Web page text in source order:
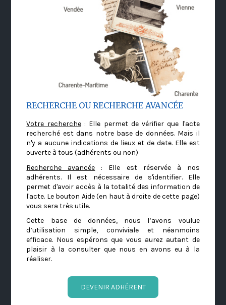
RECHERCHE OU RECHERCHE AVANCÉE
Votre recherche: Elle permet de vérifier que l'acte
recherché est dans notre base de données. Mais il
n'y a aucune indications de lieux et de date. Elle est
ouverte à tous (adhérents ou non)
Recherche avancée : Elle est réservée à nos
adhérents. Il est nécessaire de s'identifier. Elle
permet d'avoir accès à la totalité des information de
l'acte. Le bouton Aide (en haut à droite de cette page)
vous sera très utile.
Cette base de données, nous l’avons voulue
d’utilisation simple, conviviale et néanmoins
efficace. Nous espérons que vous aurez autant de
plaisir à la consulter que nous en avons eu à la
réaliser.
DEVENIR ADHÉRENT